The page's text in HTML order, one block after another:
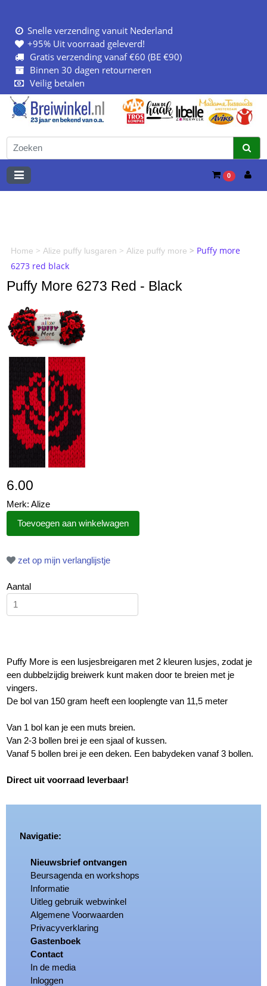
Snelle verzending vanuit Nederland
+95% Uit voorraad geleverd!
Gratis verzending vanaf €60 (BE €90)
Binnen 30 dagen retourneren
Veilig betalen
0
Home >Alize puffy lusgaren >Alize puffy more > Puffy more
6273 red black
Puffy More 6273 Red - Black
6.00
Merk: Alize
zet op mijn verlanglijstje
Aantal
Puffy More is een lusjesbreigaren met 2 kleuren lusjes, zodat je
een dubbelzijdig breiwerk kunt maken door te breien met je
vingers.
De bol van 150 gram heeft een looplengte van 11,5 meter
Van 1 bol kan je een muts breien.
Van 2-3 bollen brei je een sjaal of kussen.
Vanaf 5 bollen brei je een deken. Een babydeken vanaf 3 bollen.
Direct uit voorraad leverbaar!
Navigatie:
Nieuwsbrief ontvangen
Beursagenda en workshops
Informatie
Uitleg gebruik webwinkel
Algemene Voorwaarden
Privacyverklaring
Gastenboek
Contact
In de media
Inloggen